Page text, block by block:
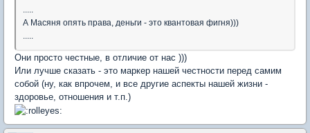
.....
А Масяня опять права, деньги - это квантовая фигня)))
.....
Они просто честные, в отличие от нас )))
Или лучше сказать - это маркер нашей честности перед самим
собой (ну, как впрочем, и все другие аспекты нашей жизни -
здоровье, отношения и т.п.)